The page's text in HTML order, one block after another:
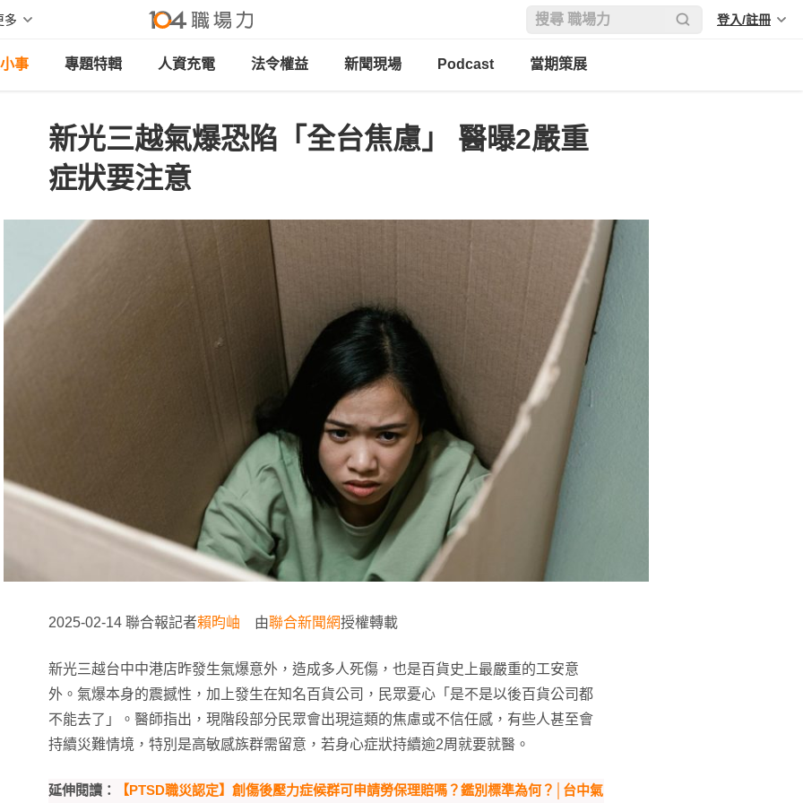
多 登入/註冊
事 專題特輯 人資充電 法令權益 新聞現場 Podcast 當期策展
新光三越氣爆恐陷「全台焦慮」 醫曝2嚴重
症狀要注意
2025-02-14 聯合報記者賴昀岫 由聯合新聞網授權轉載
新光三越台中中港店昨發生氣爆意外，造成多人死傷，也是百貨史上最嚴重的工安意
外。氣爆本身的震撼性，加上發生在知名百貨公司，民眾憂心「是不是以後百貨公司都
不能去了」。醫師指出，現階段部分民眾會出現這類的焦慮或不信任感，有些人甚至會
持續災難情境，特別是高敏感族群需留意，若身心症狀持續逾2周就要就醫。
延伸閱讀： 【PTSD職災認定】創傷後壓力症候群可申請勞保理賠嗎？鑑別標準為何？│台中氣